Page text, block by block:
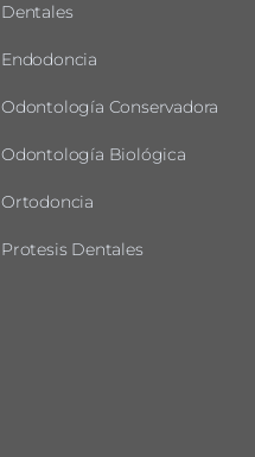
Dentales
Endodoncia
Odontología Conservadora
Odontología Biológica
Ortodoncia
Protesis Dentales